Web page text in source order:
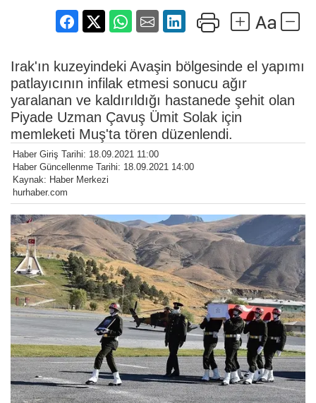
Irak'ın kuzeyindeki Avaşin bölgesinde el yapımı
patlayıcının infilak etmesi sonucu ağır
yaralanan ve kaldırıldığı hastanede şehit olan
Piyade Uzman Çavuş Ümit Solak için
memleketi Muş'ta tören düzenlendi.
Haber Giriş Tarihi: 18.09.2021 11:00
Haber Güncellenme Tarihi: 18.09.2021 14:00
Kaynak: Haber Merkezi
hurhaber.com